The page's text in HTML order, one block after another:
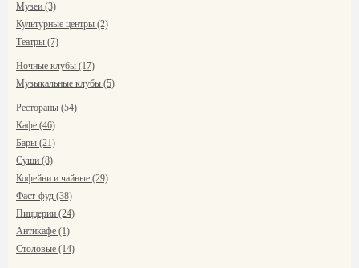
Музеи (3)
Культурные центры (2)
Театры (7)
Ночные клубы (17)
Музыкальные клубы (5)
Рестораны (54)
Кафе (46)
Бары (21)
Суши (8)
Кофейни и чайные (29)
Фаст-фуд (38)
Пиццерии (24)
Антикафе (1)
Столовые (14)